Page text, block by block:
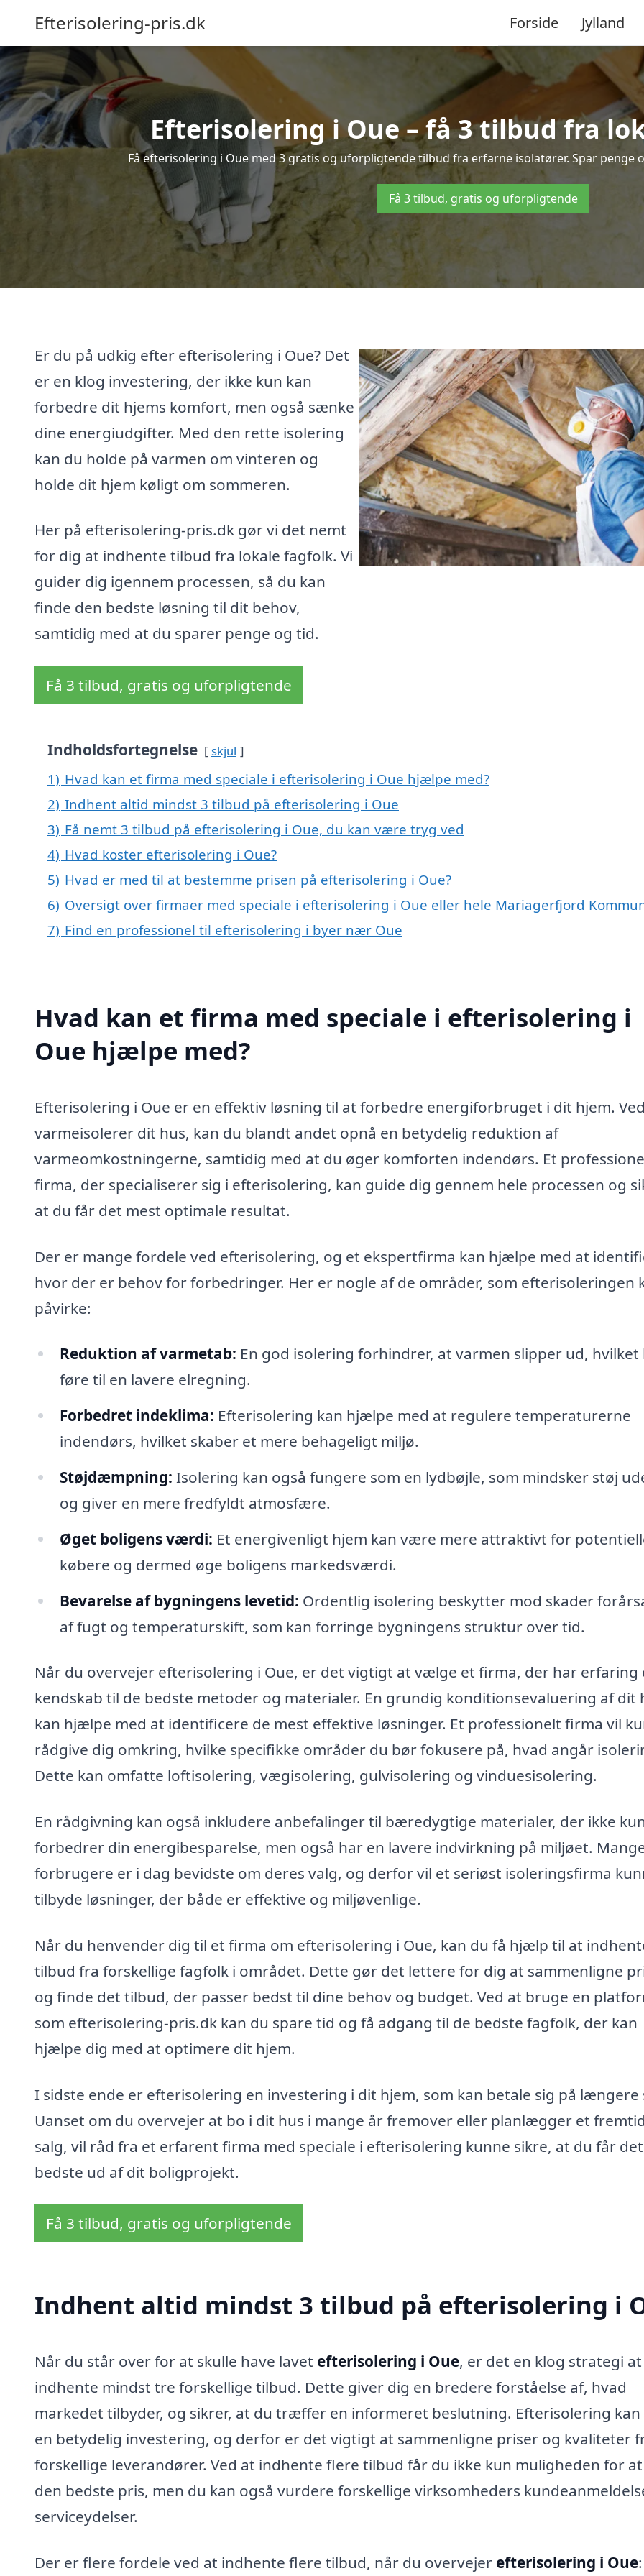
Efterisolering-pris.dk Forside Jylland
Efterisolering i Oue – få 3 tilbud fra
Få efterisolering i Oue med 3 gratis og uforpligtende tilbud fra erfarne isolatører. Spar penge
Få 3 tilbud, gratis og uforpligtende
Er du på udkig efter efterisolering i Oue? Det
er en klog investering, der ikke kun kan
forbedre dit hjems komfort, men også sænke
dine energiudgifter. Med den rette isolering
kan du holde på varmen om vinteren og
holde dit hjem køligt om sommeren.
Her på efterisolering-pris.dk gør vi det nemt
for dig at indhente tilbud fra lokale fagfolk. Vi
guider dig igennem processen, så du kan
finde den bedste løsning til dit behov,
samtidig med at du sparer penge og tid.
Få 3 tilbud, gratis og uforpligtende
Indholdsfortegnelse skjul
1) Hvad kan et firma med speciale i efterisolering i Oue hjælpe med?
2) Indhent altid mindst 3 tilbud på efterisolering i Oue
3) Få nemt 3 tilbud på efterisolering i Oue, du kan være tryg ved
4) Hvad koster efterisolering i Oue?
5) Hvad er med til at bestemme prisen på efterisolering i Oue?
6) Oversigt over firmaer med speciale i efterisolering i Oue eller hele Mariagerfjord
7) Find en professionel til efterisolering i byer nær Oue
Hvad kan et firma med speciale i efterisolering i
Oue hjælpe med?
Efterisolering i Oue er en effektiv løsning til at forbedre energiforbruget i dit hjem.
varmeisolerer dit hus, kan du blandt andet opnå en betydelig reduktion af
varmeomkostningerne, samtidig med at du øger komforten indendørs. Et
firma, der specialiserer sig i efterisolering, kan guide dig gennem hele processen og
at du får det mest optimale resultat.
Der er mange fordele ved efterisolering, og et ekspertfirma kan hjælpe med at
hvor der er behov for forbedringer. Her er nogle af de områder, som efterisoleringen
påvirke:
Reduktion af varmetab: En god isolering forhindrer, at varmen slipper ud, hvilket
føre til en lavere elregning.
Forbedret indeklima: Efterisolering kan hjælpe med at regulere temperaturerne
indendørs, hvilket skaber et mere behageligt miljø.
Støjdæmpning: Isolering kan også fungere som en lydbøjle, som mindsker støj
og giver en mere fredfyldt atmosfære.
Øget boligens værdi: Et energivenligt hjem kan være mere attraktivt for
købere og dermed øge boligens markedsværdi.
Bevarelse af bygningens levetid: Ordentlig isolering beskytter mod skader
af fugt og temperaturskift, som kan forringe bygningens struktur over tid.
Når du overvejer efterisolering i Oue, er det vigtigt at vælge et firma, der har erfaring
kendskab til de bedste metoder og materialer. En grundig konditionsevaluering af dit
kan hjælpe med at identificere de mest effektive løsninger. Et professionelt firma vil
rådgive dig omkring, hvilke specifikke områder du bør fokusere på, hvad angår
Dette kan omfatte loftisolering, vægisolering, gulvisolering og vinduesisolering.
En rådgivning kan også inkludere anbefalinger til bæredygtige materialer, der ikke
forbedrer din energibesparelse, men også har en lavere indvirkning på miljøet.
forbrugere er i dag bevidste om deres valg, og derfor vil et seriøst isoleringsfirma
tilbyde løsninger, der både er effektive og miljøvenlige.
Når du henvender dig til et firma om efterisolering i Oue, kan du få hjælp til at
tilbud fra forskellige fagfolk i området. Dette gør det lettere for dig at sammenligne
og finde det tilbud, der passer bedst til dine behov og budget. Ved at bruge en
som efterisolering-pris.dk kan du spare tid og få adgang til de bedste fagfolk, der kan
hjælpe dig med at optimere dit hjem.
I sidste ende er efterisolering en investering i dit hjem, som kan betale sig på længere
Uanset om du overvejer at bo i dit hus i mange år fremover eller planlægger et
salg, vil råd fra et erfarent firma med speciale i efterisolering kunne sikre, at du får det
bedste ud af dit boligprojekt.
Få 3 tilbud, gratis og uforpligtende
Indhent altid mindst 3 tilbud på efterisolering i
Når du står over for at skulle have lavet efterisolering i Oue, er det en klog strategi at
indhente mindst tre forskellige tilbud. Dette giver dig en bredere forståelse af, hvad
markedet tilbyder, og sikrer, at du træffer en informeret beslutning. Efterisolering
en betydelig investering, og derfor er det vigtigt at sammenligne priser og kvaliteter
forskellige leverandører. Ved at indhente flere tilbud får du ikke kun muligheden for
den bedste pris, men du kan også vurdere forskellige virksomheders
serviceydelser.
Der er flere fordele ved at indhente flere tilbud, når du overvejer efterisolering i Oue: